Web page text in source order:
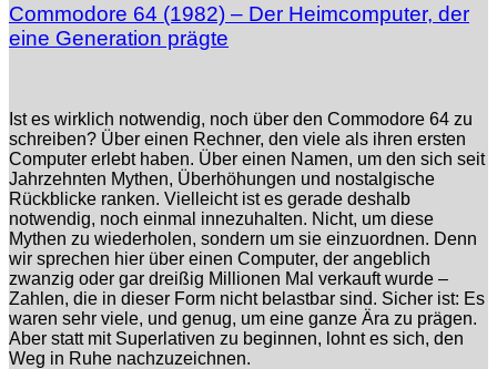
Commodore 64 (1982) – Der Heimcomputer, der
eine Generation prägte
Ist es wirklich notwendig, noch über den Commodore 64 zu
schreiben? Über einen Rechner, den viele als ihren ersten
Computer erlebt haben. Über einen Namen, um den sich seit
Jahrzehnten Mythen, Überhöhungen und nostalgische
Rückblicke ranken. Vielleicht ist es gerade deshalb
notwendig, noch einmal innezuhalten. Nicht, um diese
Mythen zu wiederholen, sondern um sie einzuordnen. Denn
wir sprechen hier über einen Computer, der angeblich
zwanzig oder gar dreißig Millionen Mal verkauft wurde –
Zahlen, die in dieser Form nicht belastbar sind. Sicher ist: Es
waren sehr viele, und genug, um eine ganze Ära zu prägen.
Aber statt mit Superlativen zu beginnen, lohnt es sich, den
Weg in Ruhe nachzuzeichnen.